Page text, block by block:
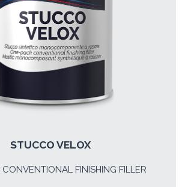
STUCCO VELOX
FINISHING FILLER